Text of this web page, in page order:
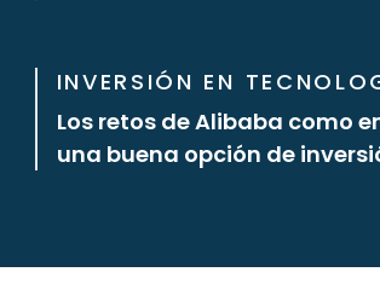
INVERSIÓN EN
Los retos de Alibaba como
una buena opción de